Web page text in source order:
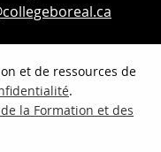
et de ressources de
.
la Formation et des